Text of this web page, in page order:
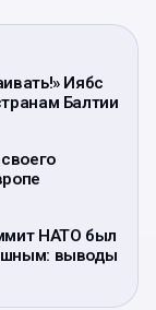
Иябс
Балтии
НАТО был
выводы